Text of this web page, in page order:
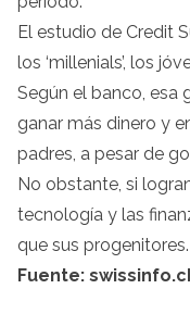
El estudio de Credit
los ‘millenials’, los
Según el banco, esa
ganar más dinero y
padres, a pesar de
No obstante, si
tecnología y las
que sus progenitores.
Fuente: